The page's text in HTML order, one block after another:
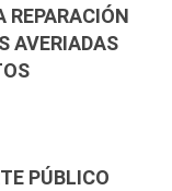
REPARACIÓN
AVERIADAS
PÚBLICO